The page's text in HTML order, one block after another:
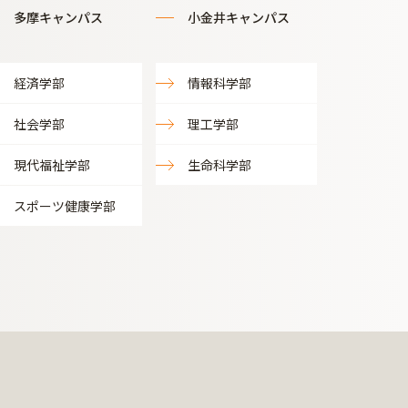
多摩キャンパス
経済学部
社会学部
現代福祉学部
スポーツ健康学部
小金井キャンパス
情報科学部
理工学部
生命科学部